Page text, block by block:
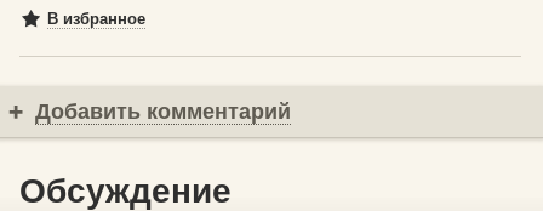
В избранное
Добавить комментарий
Обсуждение